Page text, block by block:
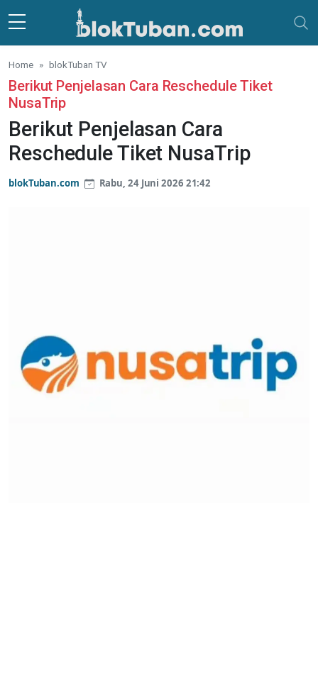
Skip to main content
Home blokTuban TV
Berikut Penjelasan Cara Reschedule Tiket
NusaTrip
Berikut Penjelasan Cara
Reschedule Tiket NusaTrip
blokTuban.com Rabu, 24 Juni 2026 21:42